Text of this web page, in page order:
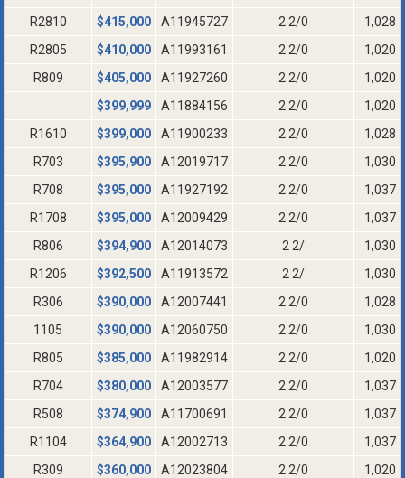
R2810
$415,000 A11945727 2 2/0
1,028
R2805
$410,000 A11993161 2 2/0
1,020
R809
$405,000 A11927260 2 2/0
1,020
$399,999 A11884156 2 2/0
1,020
R1610
$399,000 A11900233 2 2/0
1,028
R703
$395,900 A12019717 2 2/0
1,030
R708
$395,000 A11927192 2 2/0
1,037
R1708
$395,000 A12009429 2 2/0
1,037
R806
$394,900 A12014073 2 2/
1,030
R1206
$392,500 A11913572 2 2/
1,030
R306
$390,000 A12007441 2 2/0
1,028
1105
$390,000 A12060750 2 2/0
1,030
R805
$385,000 A11982914 2 2/0
1,020
R704
$380,000 A12003577 2 2/0
1,037
R508
$374,900 A11700691 2 2/0
1,037
R1104
$364,900 A12002713 2 2/0
1,037
R309
$360,000 A12023804 2 2/0
1,020